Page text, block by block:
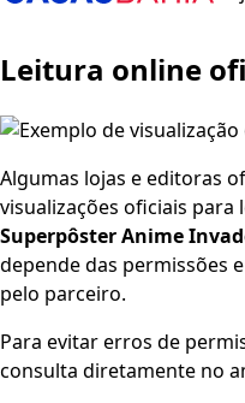
Leitura online
Algumas lojas e editoras
visualizações oficiais
Superpôster Anime
depende das permissões
pelo parceiro.
Para evitar erros de
consulta diretamente no